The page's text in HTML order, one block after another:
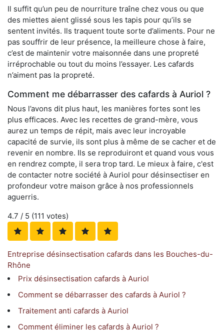
Il suffit qu’un peu de nourriture traîne chez vous ou que
des miettes aient glissé sous les tapis pour qu’ils se
sentent invités. Ils traquent toute sorte d’aliments. Pour ne
pas souffrir de leur présence, la meilleure chose à faire,
c’est de maintenir votre maisonnée dans une propreté
irréprochable ou tout du moins l’essayer. Les cafards
n’aiment pas la propreté.
Comment me débarrasser des cafards à Auriol ?
Nous l’avons dit plus haut, les manières fortes sont les
plus efficaces. Avec les recettes de grand-mère, vous
aurez un temps de répit, mais avec leur incroyable
capacité de survie, ils sont plus à même de se cacher et de
revenir en nombre. Ils se reproduiront et quand vous vous
en rendrez compte, il sera trop tard. Le mieux à faire, c'est
de contacter notre société à Auriol pour désinsectiser en
profondeur votre maison grâce à nos professionnels
aguerris.
4.7 / 5 (111 votes)
Entreprise désinsectisation cafards dans les Bouches-du-
Rhône
Prix désinsectisation cafards à Auriol
Comment se débarrasser des cafards à Auriol ?
Traitement anti cafards à Auriol
Comment éliminer les cafards à Auriol ?